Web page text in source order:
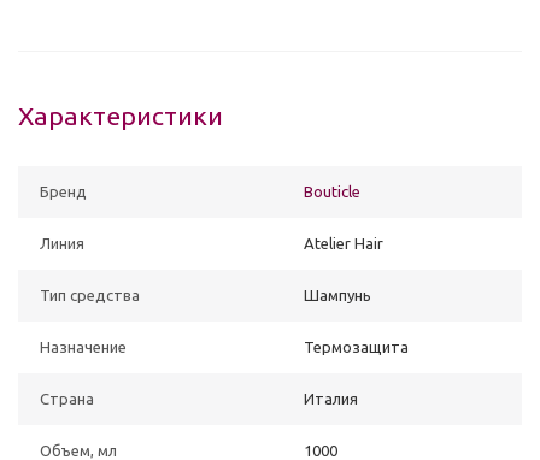
Характеристики
Бренд Bouticle
Линия Atelier Hair
Тип средства Шампунь
Назначение Термозащита
Страна Италия
Объем, мл 1000